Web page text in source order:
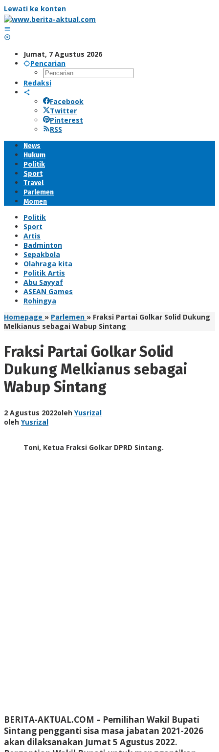
Lewati ke konten
Jumat, 7 Agustus 2026
Pencarian
Redaksi
Facebook
Twitter
Pinterest
RSS
News
Hukum
Politik
Sport
Travel
Parlemen
Momen
Politik
Sport
Artis
Badminton
Sepakbola
Olahraga kita
Politik Artis
Abu Sayyaf
ASEAN Games
Rohingya
Homepage » Parlemen » Fraksi Partai Golkar Solid Dukung
Melkianus sebagai Wabup Sintang
Fraksi Partai Golkar Solid
Dukung Melkianus sebagai
Wabup Sintang
2 Agustus 2022oleh Yusrizal
oleh Yusrizal
Toni, Ketua Fraksi Golkar DPRD Sintang.
BERITA-AKTUAL.COM – Pemilihan Wakil Bupati
Sintang pengganti sisa masa jabatan 2021-2026
akan dilaksanakan Jumat 5 Agustus 2022.